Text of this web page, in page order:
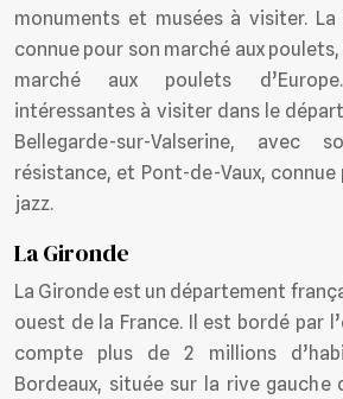
monuments et musées à visiter.
connue pour son marché aux
marché aux poulets
intéressantes à visiter dans le
Bellegarde-sur-Valserine,
résistance, et Pont-de-Vaux,
jazz.
La Gironde
La Gironde est un département
ouest de la France. Il est bordé par
compte plus de 2 millions
Bordeaux, située sur la rive gauche